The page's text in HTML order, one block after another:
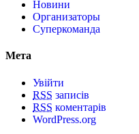
Новини
Организаторы
Суперкоманда
Мета
Увійти
RSS записів
RSS коментарів
WordPress.org